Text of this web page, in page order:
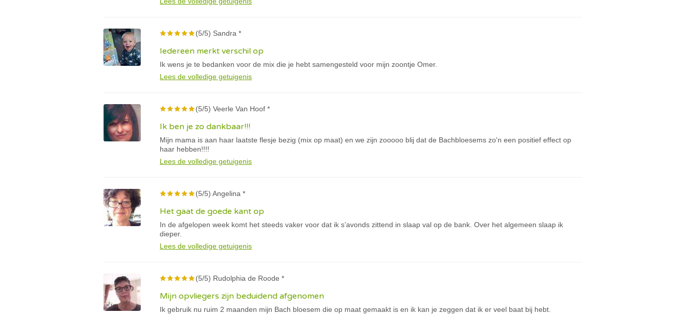
(5/5) Sandra *
Iedereen merkt verschil op
Ik wens je te bedanken voor de mix die je hebt samengesteld voor mijn zoontje Omer.
Lees de volledige getuigenis
(5/5) Veerle Van Hoof *
Ik ben je zo dankbaar!!!
Mijn mama is aan haar laatste flesje bezig (mix op maat) en we zijn zooooo blij dat de Bachbloesems zo'n een positief effect op
haar hebben!!!!
Lees de volledige getuigenis
(5/5) Angelina *
Het gaat de goede kant op
In de afgelopen week komt het steeds vaker voor dat ik s’avonds zittend in slaap val op de bank. Over het algemeen slaap ik
dieper.
Lees de volledige getuigenis
(5/5) Rudolphia de Roode *
Mijn opvliegers zijn beduidend afgenomen
Ik gebruik nu ruim 2 maanden mijn Bach bloesem die op maat gemaakt is en ik kan je zeggen dat ik er veel baat bij hebt.